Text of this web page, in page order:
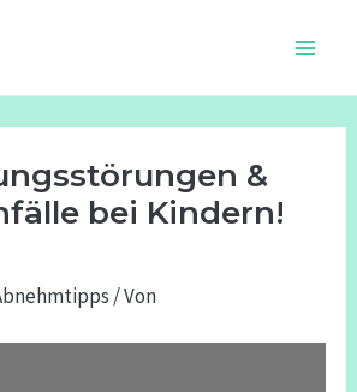
&
bei Kindern!
/ Von